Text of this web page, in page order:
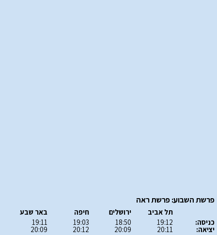
פרשת השבוע: פרשת ראה
כניסה:
יציאה:
תל אביב
19:12
20:11
ירושלים
18:50
20:09
חיפה
19:03
20:12
באר שבע
19:11
20:09